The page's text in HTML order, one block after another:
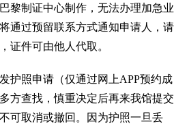
黎制证中心制作，无法办理加急业
通过预留联系方式通知申请人，请
证件可由他人代取。
护照申请（仅通过网上APP预约成
方查找，慎重决定后再来我馆提交
可取消或撤回。因为护照一旦丢